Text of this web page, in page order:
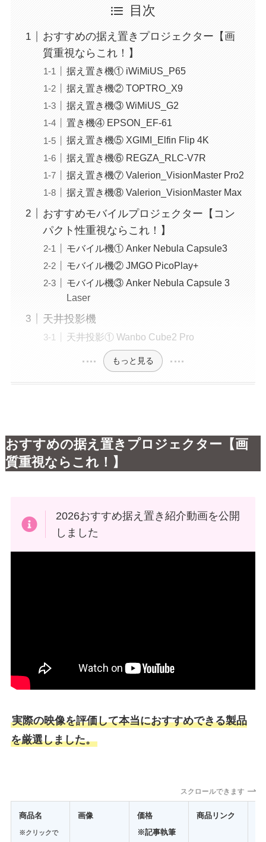
目次
おすすめの据え置きプロジェクター【画
質重視ならこれ！】
据え置き機① iWiMiUS_P65
据え置き機② TOPTRO_X9
据え置き機③ WiMiUS_G2
置き機④ EPSON_EF-61
据え置き機⑤ XGIMI_Elfin Flip 4K
据え置き機⑥ REGZA_RLC-V7R
据え置き機⑦ Valerion_VisionMaster Pro2
据え置き機⑧ Valerion_VisionMaster Max
おすすめモバイルプロジェクター【コン
パクト性重視ならこれ！】
モバイル機① Anker Nebula Capsule3
モバイル機② JMGO PicoPlay+
モバイル機③ Anker Nebula Capsule 3
Laser
天井投影機
天井投影① Wanbo Cube2 Pro
もっと見る
おすすめの据え置きプロジェクター【画
質重視ならこれ！】
2026おすすめ据え置き紹介動画を公開
しました
実際の映像を評価して本当におすすめできる製品
を厳選しました。
スクロールできます
商品名
※クリックで
画像
価格
※記事執筆
商品リンク